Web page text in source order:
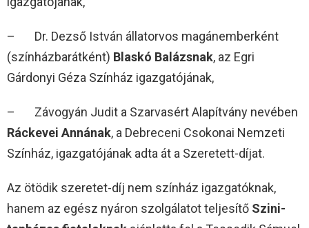
– Dr. Dezső István állatorvos magánemberként
(színházbarátként) Blaskó Balázsnak, az Egri
Gárdonyi Géza Színház igazgatójának,
– Závogyán Judit a Szarvasért Alapítvány nevében
Ráckevei Annának, a Debreceni Csokonai Nemzeti
Színház, igazgatójának adta át a Szeretett-díjat.
Az ötödik szeretet-díj nem színház igazgatóknak,
hanem az egész nyáron szolgálatot teljesítő Szini-